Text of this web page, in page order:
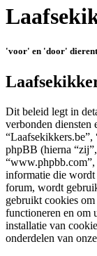
'voor' en 'door'
Dit beleid legt in
verbonden diensten
phpBB (hierna
informatie die wordt
forum, wordt
gebruikt cookies
functioneren en om
installatie van
onderdelen van